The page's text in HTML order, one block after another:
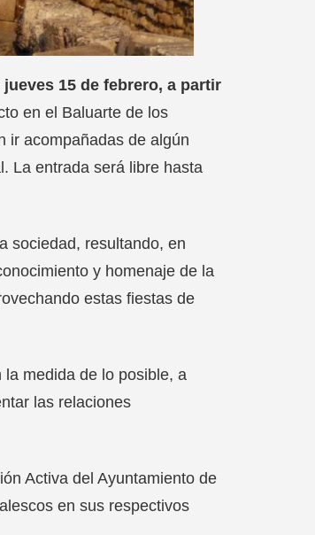
jueves 15 de febrero, a partir
en el Baluarte de los
ir acompañadas de algún
La entrada será libre hasta
sociedad, resultando, en
y homenaje de la
estas fiestas de
medida de lo posible, a
las relaciones
Activa del Ayuntamiento de
en sus respectivos